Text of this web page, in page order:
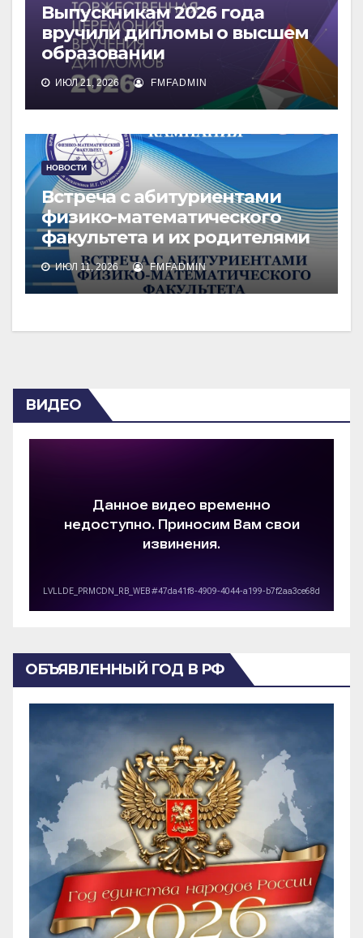
Выпускникам 2026 года
вручили дипломы о высшем
образовании
ИЮЛ 21, 2026 FMFADMIN
НОВОСТИ
Встреча с абитуриентами
физико-математического
факультета и их родителями
ИЮЛ 11, 2026 FMFADMIN
ВИДЕО
ОБЪЯВЛЕННЫЙ ГОД В РФ